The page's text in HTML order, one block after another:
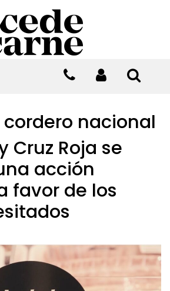
cordero nacional
Cruz Roja se
acción
favor de los